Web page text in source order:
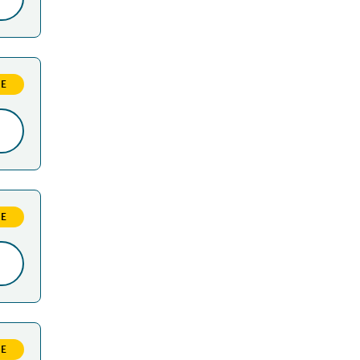
Var med och skapa en
Teknisk dokumentatör